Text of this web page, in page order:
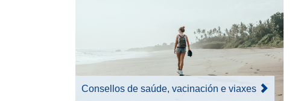
Consellos de saúde, vacinación e viaxes